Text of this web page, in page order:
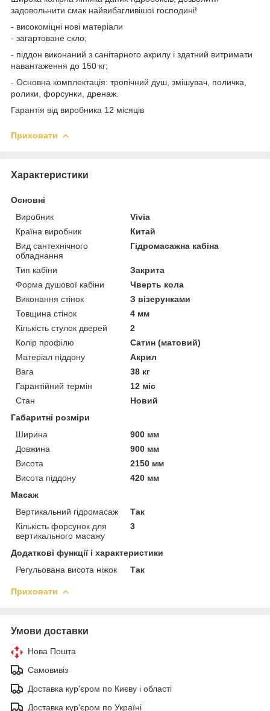
задовольнити смак найвибагливішої господині!
- високоміцні нові матеріали
- загартоване скло;
- піддон виконаний з санітарного акрилу і здатний витримати
навантаження до 150 кг;
- Основна комплектація: тропічний душ, змішувач, поличка,
ролики, форсунки, дренаж.
Гарантія від виробника 12 місяців
Приховати
Характеристики
Основні
Виробник
Vivia
Країна виробник
Китай
Вид сантехнічного
обладнання
Гідромасажна кабіна
Тип кабіни
Закрита
Форма душової кабіни
Чверть кола
Виконання стінок
З візерунками
Товщина стінок
4 мм
Кількість стулок дверей
2
Колір профілю
Сатин (матовий)
Матеріал піддону
Акрил
Вага
38 кг
Гарантійний термін
12 міс
Стан
Новий
Габаритні розміри
Ширина
900 мм
Довжина
900 мм
Висота
2150 мм
Висота піддону
420 мм
Масаж
Вертикальний гідромасаж
Так
Кількість форсунок для
вертикального масажу
3
Додаткові функції і характеристики
Регульована висота ніжок
Так
Приховати
Умови доставки
Нова Пошта
Самовивіз
Доставка кур'єром по Києву і області
Доставка кур'єром по Україні